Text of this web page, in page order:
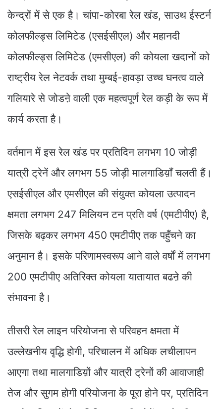
केन्द्रों में से एक है। चांपा-कोरबा रेल खंड, साउथ ईस्टर्न
कोलफील्ड्स लिमिटेड (एसईसीएल) और महानदी
कोलफील्ड्स लिमिटेड (एमसीएल) की कोयला खदानों को
राष्ट्रीय रेल नेटवर्क तथा मुम्बई-हावड़ा उच्च घनत्व वाले
गलियारे से जोडऩे वाली एक महत्वपूर्ण रेल कड़ी के रूप में
कार्य करता है।
वर्तमान में इस रेल खंड पर प्रतिदिन लगभग 10 जोड़ी
यात्री ट्रेनें और लगभग 55 जोड़ी मालगाडिय़ाँ चलती हैं।
एसईसीएल और एमसीएल की संयुक्त कोयला उत्पादन
क्षमता लगभग 247 मिलियन टन प्रति वर्ष (एमटीपीए) है,
जिसके बढ़कर लगभग 450 एमटीपीए तक पहुँचने का
अनुमान है। इसके परिणामस्वरूप आने वाले वर्षों में लगभग
200 एमटीपीए अतिरिक्त कोयला यातायात बढऩे की
संभावना है।
तीसरी रेल लाइन परियोजना से परिवहन क्षमता में
उल्लेखनीय वृद्धि होगी, परिचालन में अधिक लचीलापन
आएगा तथा मालगाडिय़ों और यात्री ट्रेनों की आवाजाही
तेज और सुगम होगी परियोजना के पूरा होने पर, प्रतिदिन